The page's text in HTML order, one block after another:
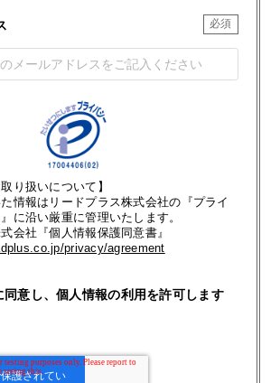
り扱いについて】
情報はリードプラス株式会社の『プライ
に沿い厳重に管理いたします。
会社『個人情報保護同意書』
privacy/agreement
同意し、個人情報の利用を許可します